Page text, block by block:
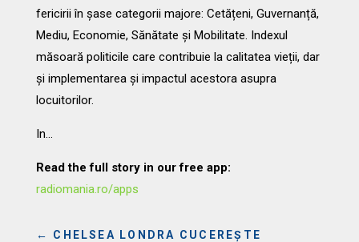
fericirii în șase categorii majore: Cetățeni, Guvernanță,
Mediu, Economie, Sănătate și Mobilitate. Indexul
măsoară politicile care contribuie la calitatea vieții, dar
și implementarea și impactul acestora asupra
locuitorilor.
In…
Read the full story in our free app:
radiomania.ro/apps
← CHELSEA LONDRA CUCEREȘTE